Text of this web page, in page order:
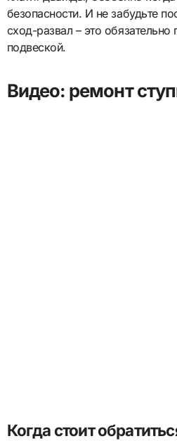
безопасности. И не забудьте
сход-развал – это
подвеской.
Видео: ремонт
Когда стоит